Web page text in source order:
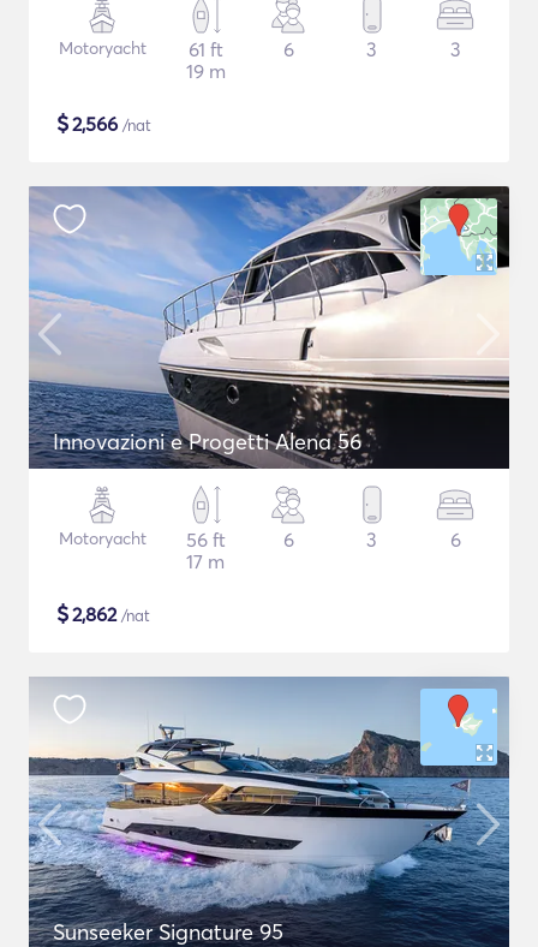
Motoryacht
61 ft
19 m
6 3 3
$2,566 /nat
Innovazioni e Progetti Alena 56
Motoryacht
56 ft
17 m
6 3 6
$2,862/nat
Sunseeker Signature 95